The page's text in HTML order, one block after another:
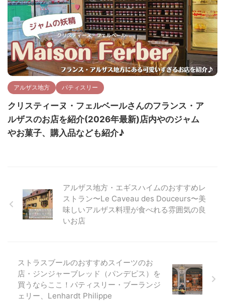
アルザス地方 パティスリー
クリスティーヌ・フェルベールさんのフランス・ア
ルザスのお店を紹介(2026年最新)店内やのジャム
やお菓子、購入品なども紹介♪
アルザス地方・エギスハイムのおすすめレ
ストラン〜Le Caveau des Douceurs〜美
味しいアルザス料理が食べれる雰囲気の良
いお店
ストラスブールのおすすめスイーツのお
店・ジンジャーブレッド（パンデピス）を
買うならここ！パティスリー・ブーランジ
ェリー、Lenhardt Philippe